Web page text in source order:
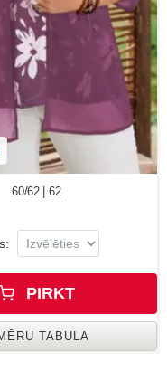
60/62 | 62
PIRKT
TABULA